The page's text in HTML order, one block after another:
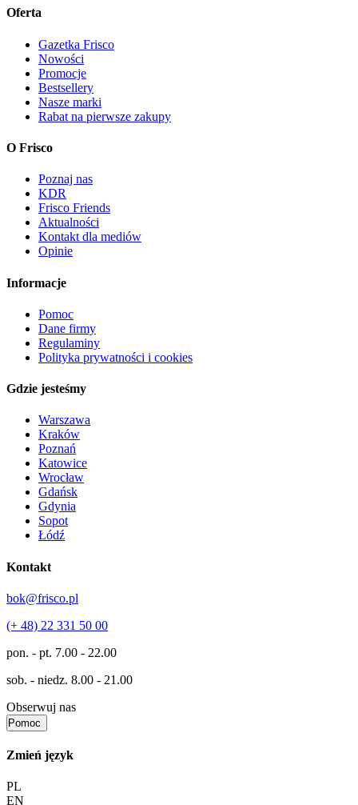
Oferta
Gazetka Frisco
Nowości
Promocje
Bestsellery
Nasze marki
Rabat na pierwsze zakupy
O Frisco
Poznaj nas
KDR
Frisco Friends
Aktualności
Kontakt dla mediów
Opinie
Informacje
Pomoc
Dane firmy
Regulaminy
Polityka prywatności i cookies
Gdzie jesteśmy
Warszawa
Kraków
Poznań
Katowice
Wrocław
Gdańsk
Gdynia
Sopot
Łódź
Kontakt
bok@frisco.pl
(+ 48) 22 331 50 00
pon. - pt. 7.00 - 22.00
sob. - niedz. 8.00 - 21.00
Obserwuj nas
Pomoc
Zmień język
PL
EN